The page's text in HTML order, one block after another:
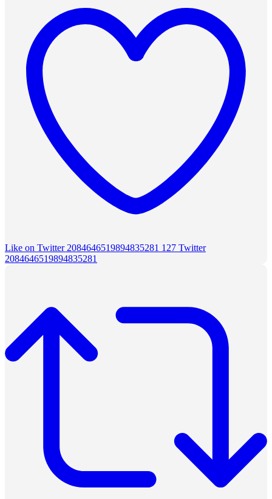
Like on Twitter 2084646519894835281 127 Twitter
2084646519894835281